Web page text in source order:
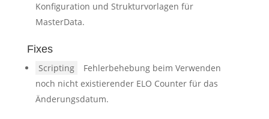
Konfiguration und Strukturvorlagen für
MasterData.
Fixes
Scripting
Fehlerbehebung beim Verwenden
noch nicht existierender ELO Counter für das
Änderungsdatum.